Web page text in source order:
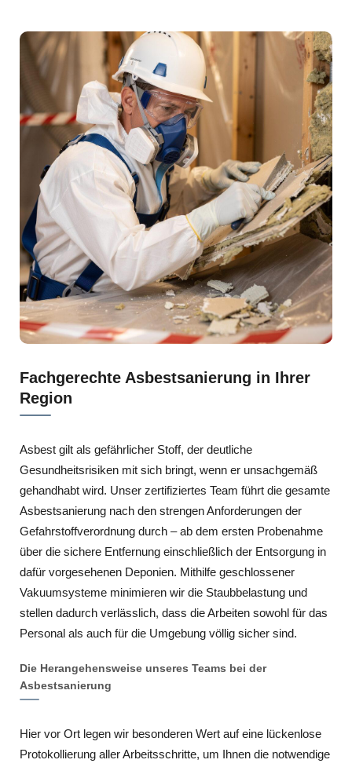
Fachgerechte Asbestsanierung in Ihrer
Region
Asbest gilt als gefährlicher Stoff, der deutliche
Gesundheitsrisiken mit sich bringt, wenn er unsachgemäß
gehandhabt wird. Unser zertifiziertes Team führt die gesamte
Asbestsanierung nach den strengen Anforderungen der
Gefahrstoffverordnung durch – ab dem ersten Probenahme
über die sichere Entfernung einschließlich der Entsorgung in
dafür vorgesehenen Deponien. Mithilfe geschlossener
Vakuumsysteme minimieren wir die Staubbelastung und
stellen dadurch verlässlich, dass die Arbeiten sowohl für das
Personal als auch für die Umgebung völlig sicher sind.
Die Herangehensweise unseres Teams bei der
Asbestsanierung
Hier vor Ort legen wir besonderen Wert auf eine lückenlose
Protokollierung aller Arbeitsschritte, um Ihnen die notwendige